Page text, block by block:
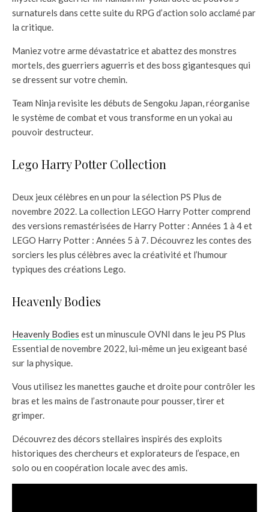
surnaturels dans cette suite du RPG d’action solo acclamé par
la critique.
Maniez votre arme dévastatrice et abattez des monstres
mortels, des guerriers aguerris et des boss gigantesques qui
se dressent sur votre chemin.
Team Ninja revisite les débuts de Sengoku Japan, réorganise
le système de combat et vous transforme en un yokai au
pouvoir destructeur.
Lego Harry Potter Collection
Deux jeux célèbres en un pour la sélection PS Plus de
novembre 2022. La collection LEGO Harry Potter comprend
des versions remastérisées de Harry Potter : Années 1 à 4 et
LEGO Harry Potter : Années 5 à 7. Découvrez les contes des
sorciers les plus célèbres avec la créativité et l’humour
typiques des créations Lego.
Heavenly Bodies
Heavenly Bodies est un minuscule OVNI dans le jeu PS Plus
Essential de novembre 2022, lui-même un jeu exigeant basé
sur la physique.
Vous utilisez les manettes gauche et droite pour contrôler les
bras et les mains de l’astronaute pour pousser, tirer et
grimper.
Découvrez des décors stellaires inspirés des exploits
historiques des chercheurs et explorateurs de l’espace, en
solo ou en coopération locale avec des amis.